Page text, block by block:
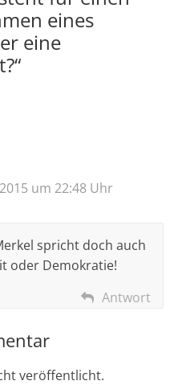
eines
eine
“
um 22:48 Uhr
spricht doch auch
oder Demokratie!
Antwort
veröffentlicht.